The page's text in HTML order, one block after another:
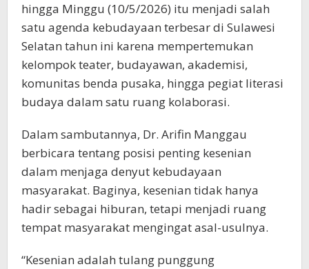
hingga Minggu (10/5/2026) itu menjadi salah
satu agenda kebudayaan terbesar di Sulawesi
Selatan tahun ini karena mempertemukan
kelompok teater, budayawan, akademisi,
komunitas benda pusaka, hingga pegiat literasi
budaya dalam satu ruang kolaborasi.
Dalam sambutannya, Dr. Arifin Manggau
berbicara tentang posisi penting kesenian
dalam menjaga denyut kebudayaan
masyarakat. Baginya, kesenian tidak hanya
hadir sebagai hiburan, tetapi menjadi ruang
tempat masyarakat mengingat asal-usulnya.
“Kesenian adalah tulang punggung